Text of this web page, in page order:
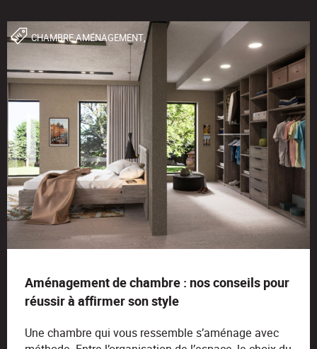
CHAMBRE,AMÉNAGEMENT,
Aménagement de chambre : nos conseils pour
réussir à affirmer son style
Une chambre qui vous ressemble s’aménage avec